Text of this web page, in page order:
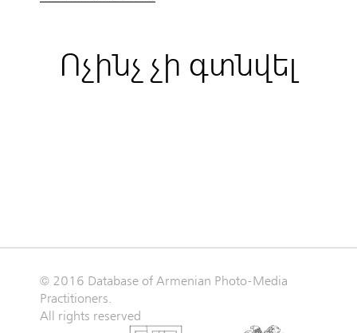
Ոչինչ չի գտնվել
© 2016 Database of Armenian Photo-Media
Practitioners.
All rights reserved